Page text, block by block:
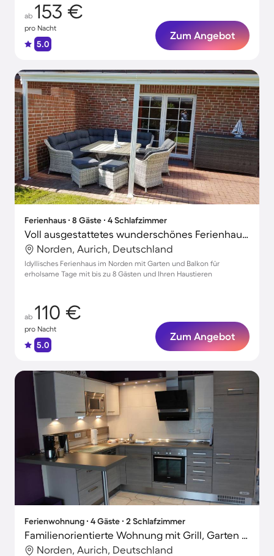
ab 153 €
pro Nacht
5.0
Zum Angebot
Ferienhaus ∙ 8 Gäste ∙ 4 Schlafzimmer
Voll ausgestattetes wunderschönes Ferienhaus mit Garten und Terrasse | Gartenblick | Haustiere sind willkommen
Norden, Aurich, Deutschland
Idyllisches Ferienhaus im Norden mit Garten und Balkon für
erholsame Tage mit bis zu 8 Gästen und Ihren Haustieren
ab 110 €
pro Nacht
5.0
Zum Angebot
Ferienwohnung ∙ 4 Gäste ∙ 2 Schlafzimmer
Familienorientierte Wohnung mit Grill, Garten und Terrasse | Haustiere erlaubt
Norden, Aurich, Deutschland